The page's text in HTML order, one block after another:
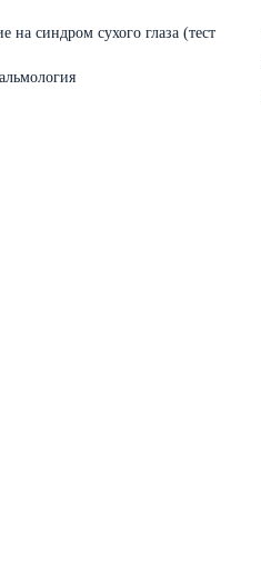
на синдром сухого глаза (тест